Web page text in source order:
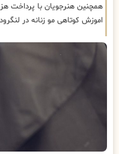
همچنین هنرجویان با پرداخت
اموزش کوتاهی مو زنانه در